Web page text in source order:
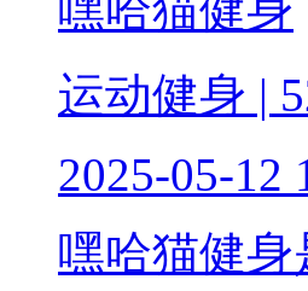
运动健身 |
2025-05-12
嘿哈猫健